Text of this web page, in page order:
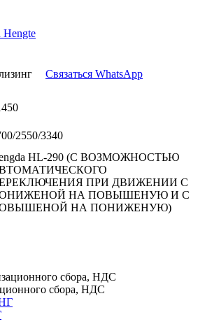
Связаться WhatsApp
2550/3340
HL-290 (С ВОЗМОЖНОСТЬЮ
ПРИ ДВИЖЕНИИ С
НА ПОВЫШЕНУЮ И С
НА ПОНИЖЕНУЮ)
сбора, НДС